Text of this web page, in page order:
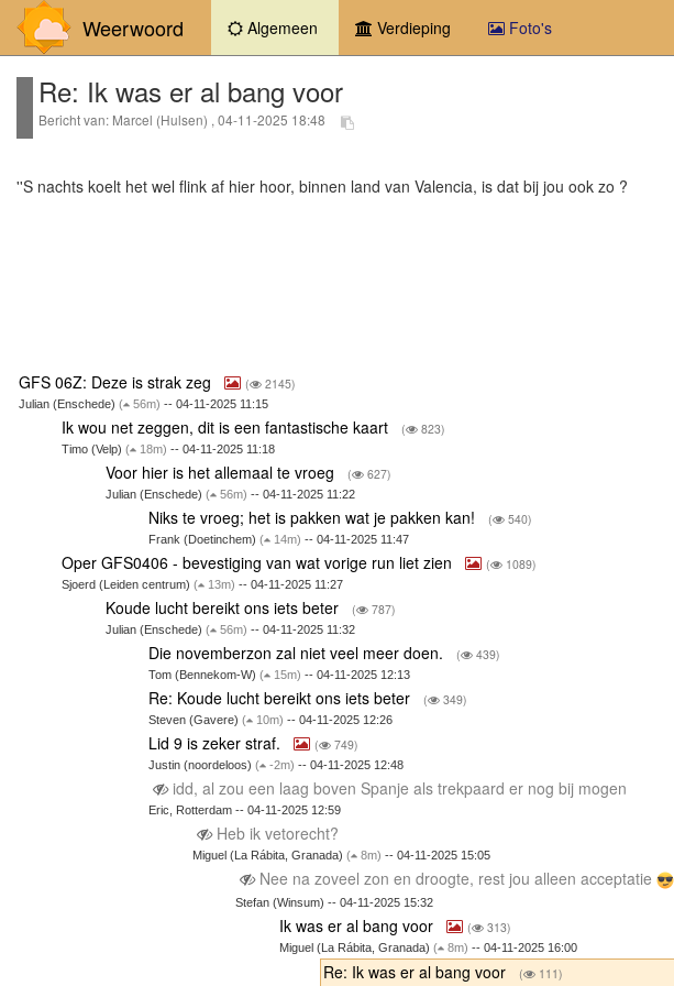
Weerwoord Algemeen (current)Verdieping Foto's
Re: Ik was er al bang voor
Bericht van: Marcel (Hulsen) , 04-11-2025 18:48
''S nachts koelt het wel flink af hier hoor, binnen land van Valencia, is dat bij jou ook zo ?
GFS 06Z: Deze is strak zeg ( 2145)
Julian (Enschede) ( 56m) -- 04-11-2025 11:15
Ik wou net zeggen, dit is een fantastische kaart ( 823)
Timo (Velp)( 18m) -- 04-11-2025 11:18
Voor hier is het allemaal te vroeg ( 627)
Julian (Enschede) ( 56m) -- 04-11-2025 11:22
Niks te vroeg; het is pakken wat je pakken kan! ( 540)
Frank (Doetinchem)( 14m) -- 04-11-2025 11:47
Oper GFS0406 - bevestiging van wat vorige run liet zien ( 1089)
Sjoerd (Leiden centrum)( 13m) -- 04-11-2025 11:27
Koude lucht bereikt ons iets beter ( 787)
Julian (Enschede) ( 56m) -- 04-11-2025 11:32
Die novemberzon zal niet veel meer doen. ( 439)
Tom (Bennekom-W)( 15m) -- 04-11-2025 12:13
Re: Koude lucht bereikt ons iets beter ( 349)
Steven (Gavere)( 10m) -- 04-11-2025 12:26
Lid 9 is zeker straf. ( 749)
Justin (noordeloos)( -2m) -- 04-11-2025 12:48
idd, al zou een laag boven Spanje als trekpaard er nog bij mogen
Eric, Rotterdam -- 04-11-2025 12:59
Heb ik vetorecht?
Miguel (La Rábita, Granada) ( 8m) -- 04-11-2025 15:05
Nee na zoveel zon en droogte, rest jou alleen acceptatie
Stefan (Winsum) -- 04-11-2025 15:32
Ik was er al bang voor ( 313)
Miguel (La Rábita, Granada) ( 8m) -- 04-11-2025 16:00
Re: Ik was er al bang voor ( 111)